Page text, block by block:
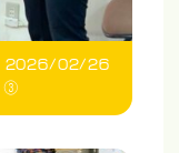
2026/02/26
③